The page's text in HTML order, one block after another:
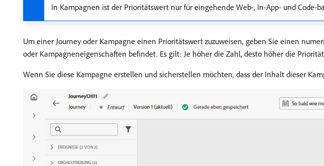
In Kampagnen ist der Prioritätswert nur für eingehende Web-, In-App- und Code-
Um einer Journey oder Kampagne einen Prioritätswert zuzuweisen, geben Sie einen
oder Kampagneneigenschaften befindet. Es gilt: Je höher die Zahl, desto höher die
Wenn Sie diese Kampagne erstellen und sicherstellen möchten, dass der Inhalt dieser